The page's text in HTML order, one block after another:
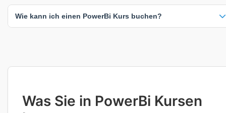
genauen Zertifizierungsdetails finden Sie auf der jeweiligen Kursseite.
Ein Zertifikat dokumentiert Ihre erworbenen Kenntnisse und ist ein
Wie kann ich einen PowerBi Kurs buchen?
auch flexible Terminplanung an. Bei Fragen zu Inhalten,
Was Sie in PowerBi Kursen